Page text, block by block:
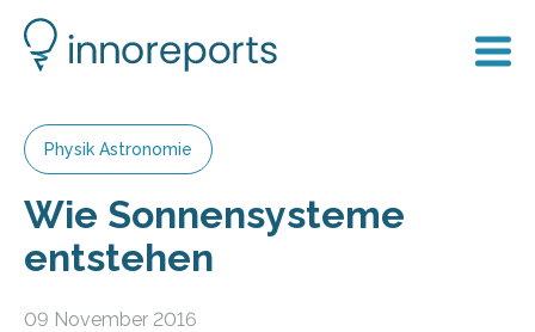
Physik Astronomie
Wie Sonnensysteme
entstehen
09 November 2016